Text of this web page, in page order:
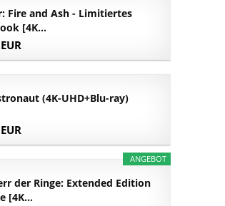
Fire and Ash - Limitiertes
[4K...
(4K-UHD+Blu-ray)
ANGEBOT
der Ringe: Extended Edition
[4K...